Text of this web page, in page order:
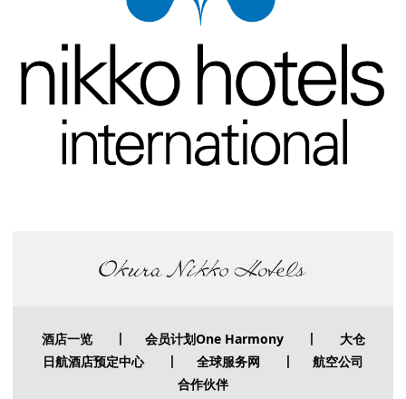
酒店一览丨 会员计划One Harmony丨 大仓
日航酒店预定中心丨 全球服务网
航空公司
合作伙伴